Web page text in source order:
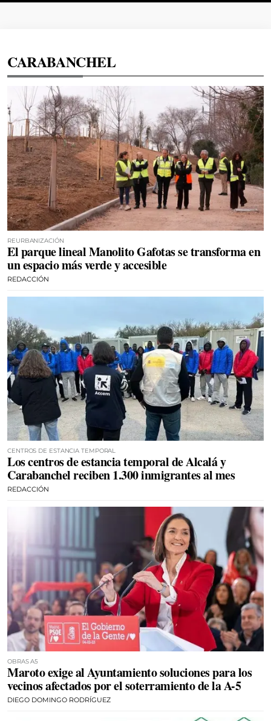
CARABANCHEL
REURBANIZACIÓN
El parque lineal Manolito Gafotas se transforma en
un espacio más verde y accesible
REDACCIÓN
CENTROS DE ESTANCIA TEMPORAL
Los centros de estancia temporal de Alcalá y
Carabanchel reciben 1.300 inmigrantes al mes
REDACCIÓN
OBRAS A5
Maroto exige al Ayuntamiento soluciones para los
vecinos afectados por el soterramiento de la A-5
DIEGO DOMINGO RODRÍGUEZ